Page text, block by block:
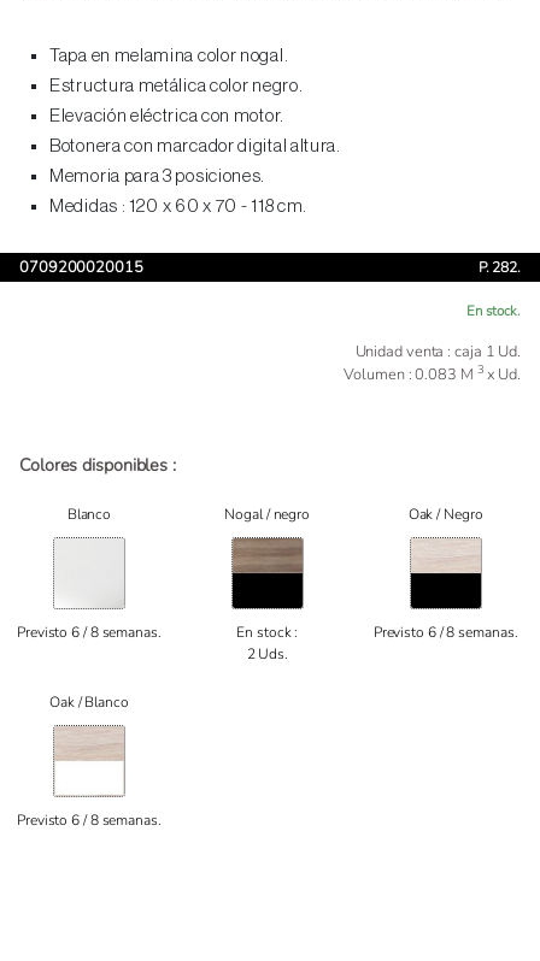
Tapa en melamina color nogal.
Estructura metálica color negro.
Elevación eléctrica con motor.
Botonera con marcador digital altura.
Memoria para 3 posiciones.
Medidas : 120 x 60 x 70 - 118 cm.
0709200020015 P. 282.
En stock.
Unidad venta : caja 1 Ud.
Volumen : 0.083 M 3 x Ud.
Colores disponibles :
Blanco
Previsto 6 / 8 semanas.
Nogal / negro
En stock :
2 Uds.
Oak / Negro
Previsto 6 / 8 semanas.
Oak / Blanco
Previsto 6 / 8 semanas.